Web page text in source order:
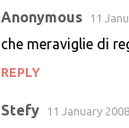
Anonymous 11
che meraviglie di
REPLY
Stefy 11 January